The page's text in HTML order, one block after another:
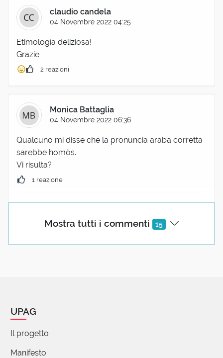
Mostra tutti i commenti 15
claudio candela
04 Novembre 2022 04:25
Etimología deliziosa!
Grazie
2 reazioni
Monica Battaglia
04 Novembre 2022 06:36
Qualcuno mi disse che la pronuncia araba corretta
sarebbe homòs.
Vi risulta?
1 reazione
confusione con l'altro humus.
UPAG
Il progetto
Manifesto